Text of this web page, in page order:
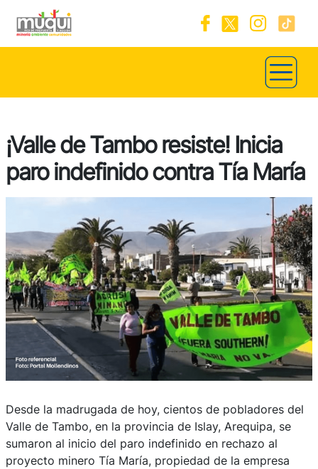
¡Valle de Tambo resiste! Inicia
paro indefinido contra Tía María
Desde la madrugada de hoy, cientos de pobladores del
Valle de Tambo, en la provincia de Islay, Arequipa, se
sumaron al inicio del paro indefinido en rechazo al
proyecto minero Tía María, propiedad de la empresa